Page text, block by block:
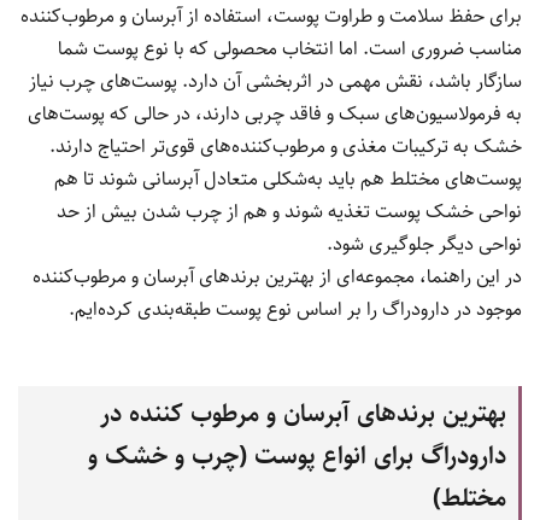
برای حفظ سلامت و طراوت پوست، استفاده از آبرسان و مرطوب‌کننده
مناسب ضروری است. اما انتخاب محصولی که با نوع پوست شما
سازگار باشد، نقش مهمی در اثربخشی آن دارد. پوست‌های چرب نیاز
به فرمولاسیون‌های سبک و فاقد چربی دارند، در حالی که پوست‌های
خشک به ترکیبات مغذی و مرطوب‌کننده‌های قوی‌تر احتیاج دارند.
پوست‌های مختلط هم باید به‌شکلی متعادل آبرسانی شوند تا هم
نواحی خشک پوست تغذیه شوند و هم از چرب شدن بیش از حد
نواحی دیگر جلوگیری شود.
در این راهنما، مجموعه‌ای از بهترین برندهای آبرسان و مرطوب‌کننده
موجود در دارودراگ را بر اساس نوع پوست طبقه‌بندی کرده‌ایم.
بهترین برندهای آبرسان و مرطوب کننده در
دارودراگ برای انواع پوست (چرب و خشک و
مختلط)